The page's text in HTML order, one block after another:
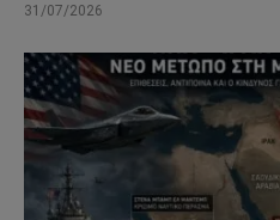
31/07/2026